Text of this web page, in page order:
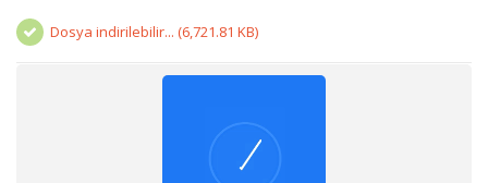
Dosya indirilebilir... (6,721.81 KB)